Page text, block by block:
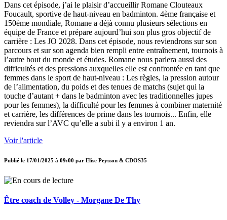
Dans cet épisode, j’ai le plaisir d’accueillir Romane Clouteaux
Foucault, sportive de haut-niveau en badminton. 4ème française et
150ème mondiale, Romane a déjà connu plusieurs sélections en
équipe de France et prépare aujourd’hui son plus gros objectif de
carrière : Les JO 2028. Dans cet épisode, nous reviendrons sur son
parcours et sur son agenda bien rempli entre entraînement, tournois à
l’autre bout du monde et études. Romane nous parlera aussi des
difficultés et des pressions auxquelles elle est confrontée en tant que
femmes dans le sport de haut-niveau : Les règles, la pression autour
de l’alimentation, du poids et des tenues de matchs (sujet qui la
touche d’autant + dans le badminton avec les traditionnelles jupes
pour les femmes), la difficulté pour les femmes à combiner maternité
et carrière, les différences de prime dans les tournois... Enfin, elle
reviendra sur l’AVC qu’elle a subi il y a environ 1 an.
Voir l'article
Publié le 17/01/2025 à 09:00 par Elise Peysson & CDOS35
Être coach de Volley - Morgane De Thy